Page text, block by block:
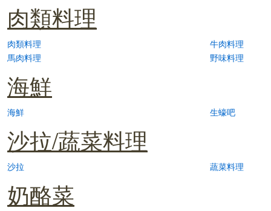
肉類料理
肉類料理
牛肉料理
馬肉料理
野味料理
海鮮
海鮮 生蠔吧
沙拉/蔬菜料理
沙拉 蔬菜料理
奶酪菜